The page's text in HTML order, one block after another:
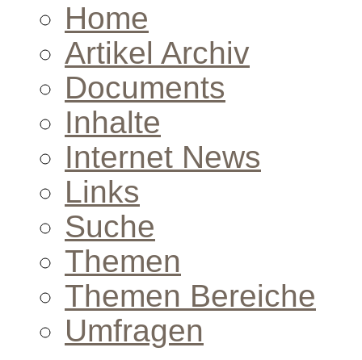
Home
Artikel Archiv
Documents
Inhalte
Internet News
Links
Suche
Themen
Themen Bereiche
Umfragen